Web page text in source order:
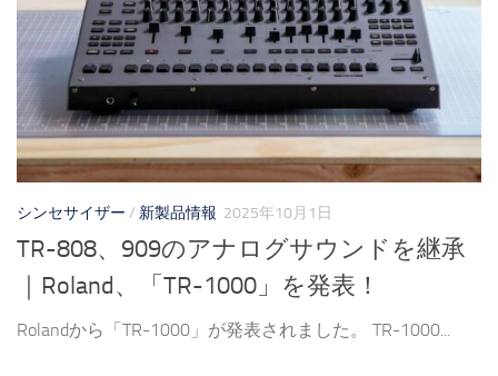
シンセサイザー / 新製品情報 2025年10月1日
TR-808、909のアナログサウンドを継承
｜Roland、「TR-1000」を発表！
Rolandから「TR-1000」が発表されました。 TR-1000...